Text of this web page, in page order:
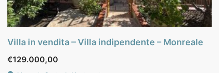
Villa in vendita – Villa indipendente – Monreale
€129.000,00